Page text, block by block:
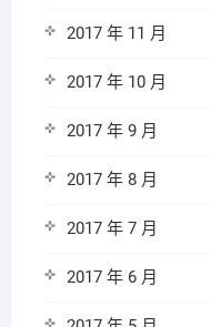
2017 年 11 月
2017 年 10 月
2017 年 9 月
2017 年 8 月
2017 年 7 月
2017 年 6 月